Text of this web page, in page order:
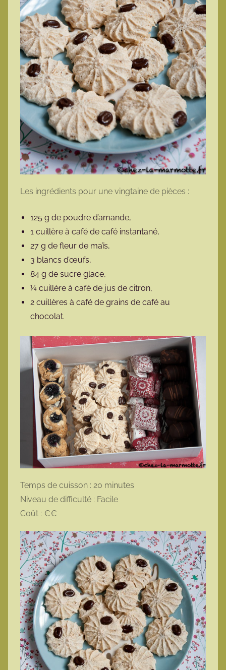
Les ingrédients pour une vingtaine de pièces :
125 g de poudre d’amande,
1 cuillère à café de café instantané,
27 g de fleur de maïs,
3 blancs d’œufs,
84 g de sucre glace,
¼ cuillère à café de jus de citron,
2 cuillères à café de grains de café au
chocolat.
Temps de cuisson : 20 minutes
Niveau de difficulté : Facile
Coût : €€